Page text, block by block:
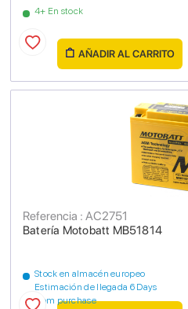
4+ En stock
AÑADIR AL CARRITO
Batería Motobatt MB51814
Referencia : AC2751
Stock en almacén europeo
Estimación de llegada 6 Days
from purchase